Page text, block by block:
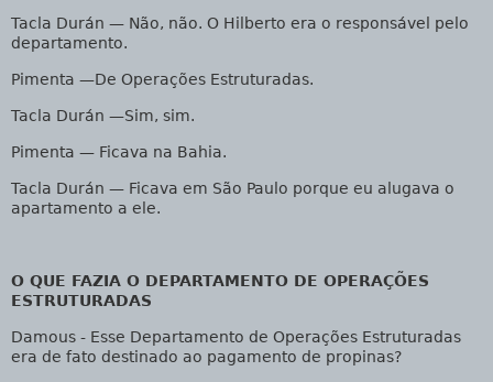
Tacla Durán — Não, não. O Hilberto era o responsável pelo
departamento.
Pimenta —De Operações Estruturadas.
Tacla Durán —Sim, sim.
Pimenta — Ficava na Bahia.
Tacla Durán — Ficava em São Paulo porque eu alugava o
apartamento a ele.
O QUE FAZIA O DEPARTAMENTO DE OPERAÇÕES
ESTRUTURADAS
Damous - Esse Departamento de Operações Estruturadas
era de fato destinado ao pagamento de propinas?